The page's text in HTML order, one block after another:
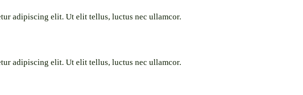
adipiscing elit. Ut elit tellus, luctus nec ullamcor.
adipiscing elit. Ut elit tellus, luctus nec ullamcor.